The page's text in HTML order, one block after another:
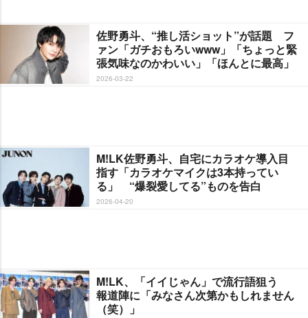
佐野勇斗、“推し活ショット”が話題 フ
ァン「ガチおもろいwww」「ちょっと緊
張気味なのかわいい」「ほんとに最高」
2026-03-22
M!LK佐野勇斗、自宅にカラオケ導入目
指す「カラオケマイクは3本持ってい
る」 “爆裂愛してる”ものを告白
2026-04-20
M!LK、「イイじゃん」で流行語狙う
報道陣に「みなさん次第かもしれません
（笑）」